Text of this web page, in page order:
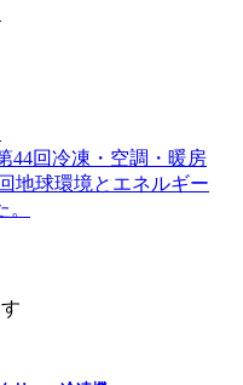
44回冷凍・空調・暖房
地球環境とエネルギー